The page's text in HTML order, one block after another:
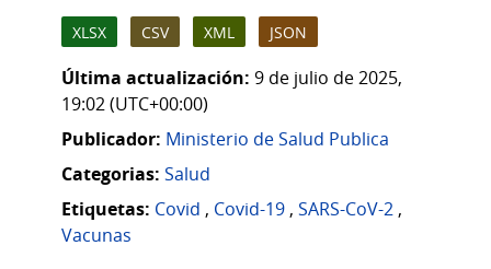
XLSX CSV XML JSON
Última actualización: 9 de julio de 2025,
19:02 (UTC+00:00)
Publicador: Ministerio de Salud Publica
Categorias: Salud
Etiquetas: Covid , Covid-19 , SARS-CoV-2 ,
Vacunas